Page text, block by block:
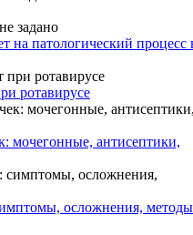
на патологический процесс
ротавирусе
мочегонные, антисептики,
осложнения, методы